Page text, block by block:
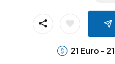
21 Euro - 21